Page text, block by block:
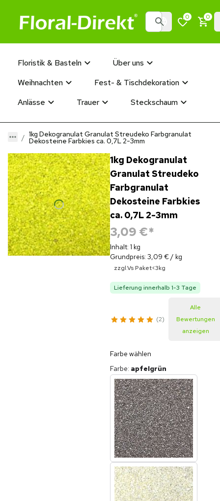
0 0
Floristik & Basteln
Über uns
Weihnachten
Fest- & Tischdekoration
Anlässe
Trauer Steckschaum
1kg Dekogranulat Granulat Streudeko Farbgranulat
Dekosteine Farbkies ca. 0,7L 2-3mm
1kg Dekogranulat
Granulat Streudeko
Farbgranulat
Dekosteine Farbkies
ca. 0,7L 2-3mm
3,09 €*
Inhalt: 1 kg
Grundpreis: 3,09 € / kg
zzgl.Vs Paket<3kg
Lieferung innerhalb 1-3 Tage
2
Alle
Bewertungen
anzeigen
Farbe wählen
Farbe: apfelgrün